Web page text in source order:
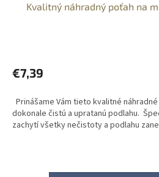
Kvalitný náhradný poťah na
€7,39
Prinášame Vám tieto kvalitné
dokonale čistú a upratanú podlahu.
zachytí všetky nečistoty a podlahu